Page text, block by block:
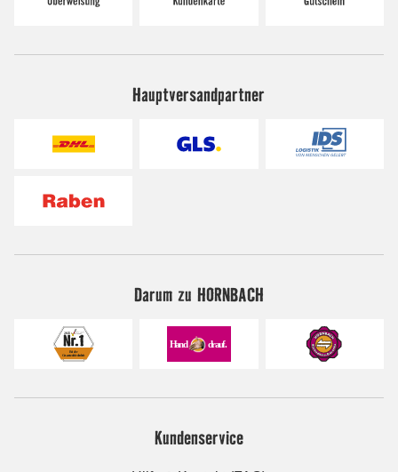
Hauptversandpartner
Darum zu HORNBACH
Kundenservice